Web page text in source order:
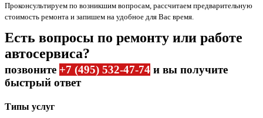
Проконсультируем по возникшим вопросам, рассчитаем предварительную
стоимость ремонта и запишем на удобное для Вас время.
Есть вопросы по ремонту или работе
автосервиса?
позвоните +7 (495) 532-47-74 и вы получите
быстрый ответ
Типы услуг